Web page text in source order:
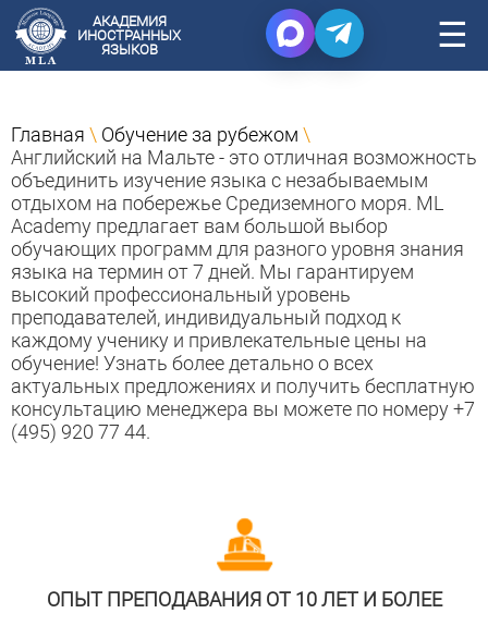
АКАДЕМИЯ
ИНОСТРАННЫХ
ЯЗЫКОВ
☰
Главная \ Обучение за рубежом \
Английский на Мальте - это отличная возможность
объединить изучение языка с незабываемым
отдыхом на побережье Средиземного моря. ML
Academy предлагает вам большой выбор
обучающих программ для разного уровня знания
языка на термин от 7 дней. Мы гарантируем
высокий профессиональный уровень
преподавателей, индивидуальный подход к
каждому ученику и привлекательные цены на
обучение! Узнать более детально о всех
актуальных предложениях и получить бесплатную
консультацию менеджера вы можете по номеру +7
(495) 920 77 44.
ОПЫТ ПРЕПОДАВАНИЯ ОТ 10 ЛЕТ И БОЛЕЕ